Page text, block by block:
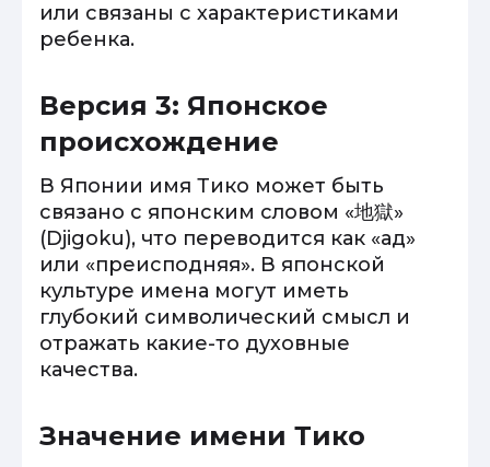
или связаны с характеристиками
ребенка.
Версия 3: Японское
происхождение
В Японии имя Тико может быть
связано с японским словом «地獄»
(Djigoku), что переводится как «ад»
или «преисподняя». В японской
культуре имена могут иметь
глубокий символический смысл и
отражать какие-то духовные
качества.
Значение имени Тико